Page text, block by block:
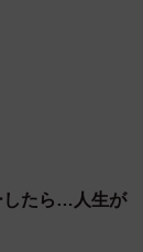
したら…人生が